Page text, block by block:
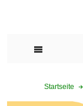
Startseite